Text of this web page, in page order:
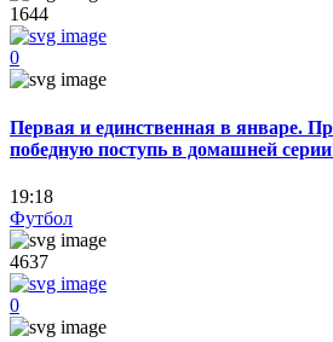
1644
0
Первая и единственная в январе.
победную поступь в домашней
19:18
Футбол
4637
0